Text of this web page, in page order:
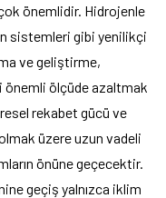
önemlidir. Hidrojenle
sistemleri gibi yenilikçi
ve geliştirme,
ölçüde azaltmak
rekabet gücü ve
üzere uzun vadeli
önüne geçecektir.
geçiş yalnızca iklim